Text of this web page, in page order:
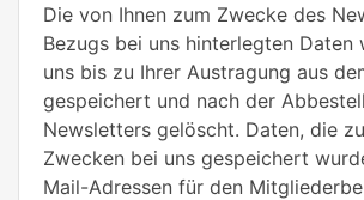
Die von Ihnen zum Zwecke des
Bezugs bei uns hinterlegten Daten
uns bis zu Ihrer Austragung aus
gespeichert und nach der
Newsletters gelöscht. Daten, die
Zwecken bei uns gespeichert
Mail-Adressen für den